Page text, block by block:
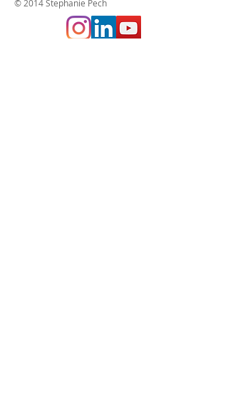
© 2014 Stephanie Pech